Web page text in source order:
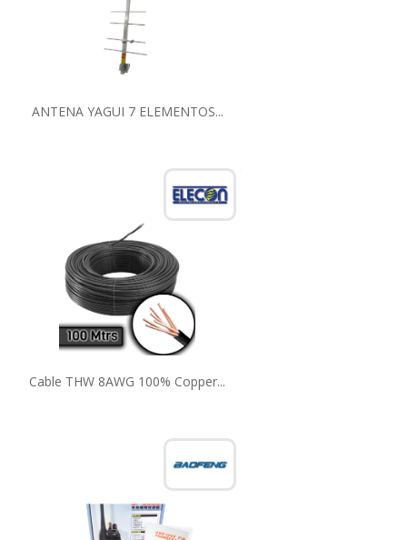
ANTENA YAGUI 7 ELEMENTOS...
Cable THW 8AWG 100% Copper...